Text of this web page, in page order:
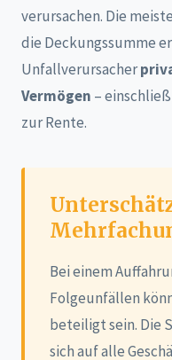
verursachen. Die
die Deckungssumme
Unfallverursacher
Vermögen –
zur Rente.
Bei einem
Folgeunfällen
beteiligt sein. Die
sich auf alle